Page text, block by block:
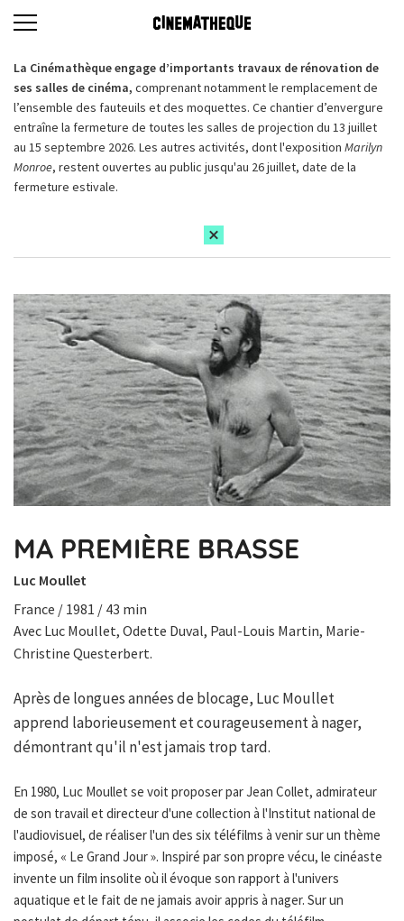
La Cinémathèque engage d’importants travaux de rénovation de
ses salles de cinéma, comprenant notamment le remplacement de
l’ensemble des fauteuils et des moquettes. Ce chantier d’envergure
entraîne la fermeture de toutes les salles de projection du 13 juillet
au 15 septembre 2026. Les autres activités, dont l'exposition Marilyn
Monroe, restent ouvertes au public jusqu'au 26 juillet, date de la
fermeture estivale.
MA PREMIÈRE BRASSE
Luc Moullet
France / 1981 / 43 min
Avec Luc Moullet, Odette Duval, Paul-Louis Martin, Marie-
Christine Questerbert.
Après de longues années de blocage, Luc Moullet
apprend laborieusement et courageusement à nager,
démontrant qu'il n'est jamais trop tard.
En 1980, Luc Moullet se voit proposer par Jean Collet, admirateur
de son travail et directeur d'une collection à l'Institut national de
l'audiovisuel, de réaliser l'un des six téléfilms à venir sur un thème
imposé, « Le Grand Jour ». Inspiré par son propre vécu, le cinéaste
invente un film insolite où il évoque son rapport à l'univers
aquatique et le fait de ne jamais avoir appris à nager. Sur un